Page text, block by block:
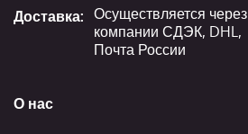
О нас
Доставка: Осуществляется через
компании СДЭК, DHL,
Почта России